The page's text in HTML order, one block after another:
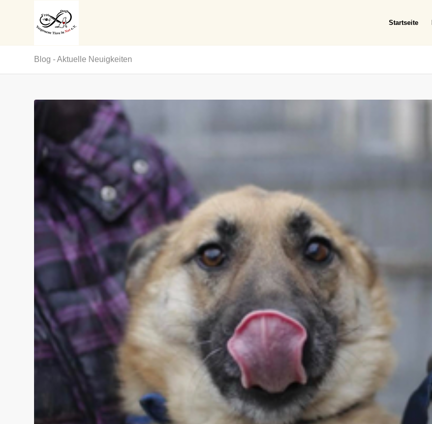
Startseite
Blog - Aktuelle Neuigkeiten